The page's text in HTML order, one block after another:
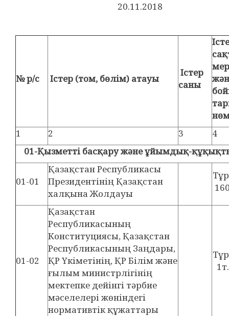
20.11.2018
№ р/с Істер (том, бөлім) атауы
Істер
саны
1
2 3
4
01-Қызметті басқару және ұйымдық-
01-01
Қазақстан Республикасы
Президентінің Қазақстан
халқына Жолдауы
01-02
Қазақстан
Республикасының
Конституциясы, Қазақстан
Республикасының Заңдары,
ҚР Үкіметінің, ҚР Білім және
ғылым министрлігінің
мектепке дейінгі тәрбие
мәселелері жөніндегі
нормативтік құжаттары
1т.